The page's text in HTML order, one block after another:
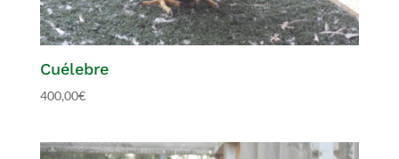
Cuélebre
400,00€